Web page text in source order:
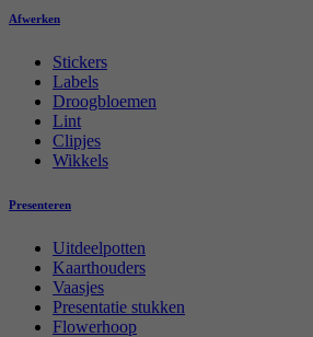
Afwerken
Stickers
Labels
Droogbloemen
Lint
Clipjes
Wikkels
Presenteren
Uitdeelpotten
Kaarthouders
Vaasjes
Presentatie stukken
Flowerhoop